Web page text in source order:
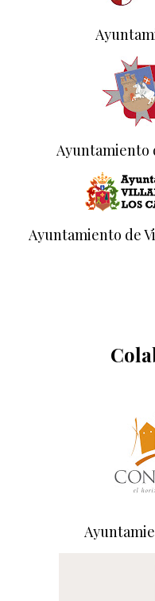
Ayuntamiento
Ayuntamiento de